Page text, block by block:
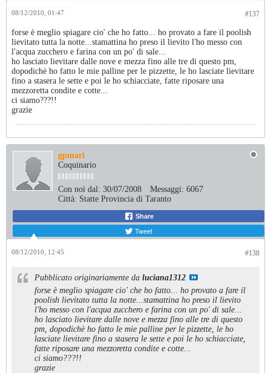
#137
08/12/2010, 01:47
forse è meglio spiagare cio' che ho fatto... ho provato a fare il poolish
lievitato tutta la notte...stamattina ho preso il lievito l'ho messo con
l'acqua zucchero e farina con un po' di sale...
ho lasciato lievitare dalle nove e mezza fino alle tre di questo pm,
dopodichè ho fatto le mie palline per le pizzette, le ho lasciate lievitare
fino a stasera le sette e poi le ho schiacciate, fatte riposare una
mezzoretta condite e cotte...
ci siamo???!!
grazie
gpmari
Coquinario
Con noi dal: 30/07/2008 Messaggi: 6067
Città: Statte Provincia di Taranto
Share
Tweet
#138
08/12/2010, 12:45
Pubblicato originariamente da luciana1312
forse è meglio spiagare cio' che ho fatto... ho provato a fare il
poolish lievitato tutta la notte...stamattina ho preso il lievito
l'ho messo con l'acqua zucchero e farina con un po' di sale...
ho lasciato lievitare dalle nove e mezza fino alle tre di questo
pm, dopodichè ho fatto le mie palline per le pizzette, le ho
lasciate lievitare fino a stasera le sette e poi le ho schiacciate,
fatte riposare una mezzoretta condite e cotte...
ci siamo???!!
grazie